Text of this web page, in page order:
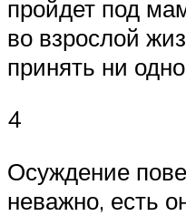
пройдет под
во взрослой
принять ни
4
Осуждение
неважно, есть